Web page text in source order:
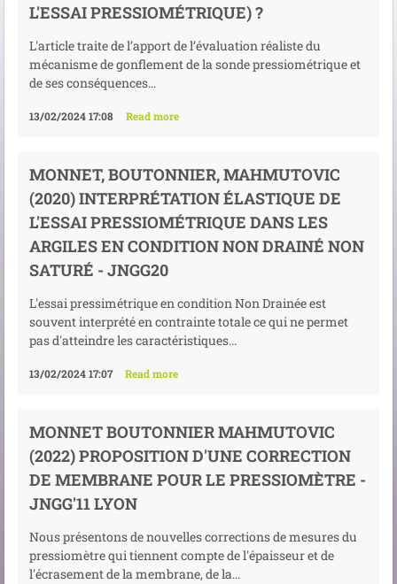
L'ESSAI PRESSIOMÉTRIQUE) ?
L'article traite de l’apport de l’évaluation réaliste du
mécanisme de gonflement de la sonde pressiométrique et
de ses conséquences...
13/02/2024 17:08 Read more
MONNET, BOUTONNIER, MAHMUTOVIC
(2020) INTERPRÉTATION ÉLASTIQUE DE
L'ESSAI PRESSIOMÉTRIQUE DANS LES
ARGILES EN CONDITION NON DRAINÉ NON
SATURÉ - JNGG20
L'essai pressimétrique en condition Non Drainée est
souvent interprété en contrainte totale ce qui ne permet
pas d'atteindre les caractéristiques...
13/02/2024 17:07 Read more
MONNET BOUTONNIER MAHMUTOVIC
(2022) PROPOSITION D'UNE CORRECTION
DE MEMBRANE POUR LE PRESSIOMÈTRE -
JNGG'11 LYON
Nous présentons de nouvelles corrections de mesures du
pressiomètre qui tiennent compte de l'épaisseur et de
l'écrasement de la membrane, de la...